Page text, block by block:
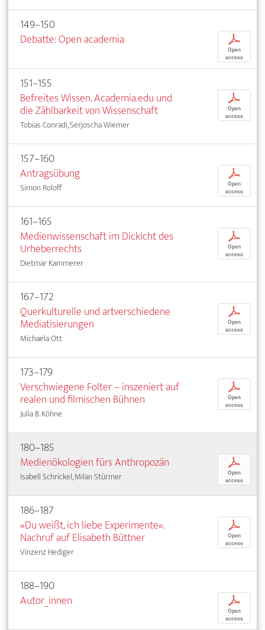
149–150
Debatte: Open academia
p
Open
access
151–155
Befreites Wissen. Academia.edu und
die Zählbarkeit von Wissenschaft
Tobias Conradi, Serjoscha Wiemer
p
Open
access
157–160
Antragsübung
Simon Roloff
p
Open
access
161–165
Medienwissenschaft im Dickicht des
Urheberrechts
Dietmar Kammerer
p
Open
access
167–172
Querkulturelle und artverschiedene
Mediatisierungen
Michaela Ott
p
Open
access
173–179
Verschwiegene Folter – inszeniert auf
realen und filmischen Bühnen
Julia B. Köhne
p
Open
access
180–185
Medienökologien fürs Anthropozän
Isabell Schrickel, Milan Stürmer
p
Open
access
186–187
»Du weißt, ich liebe Experimente«.
Nachruf auf Elisabeth Büttner
Vinzenz Hediger
p
Open
access
188–190
Autor_innen
p
Open
access